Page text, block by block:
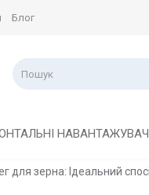
Блог
для зерна: Ідеальний